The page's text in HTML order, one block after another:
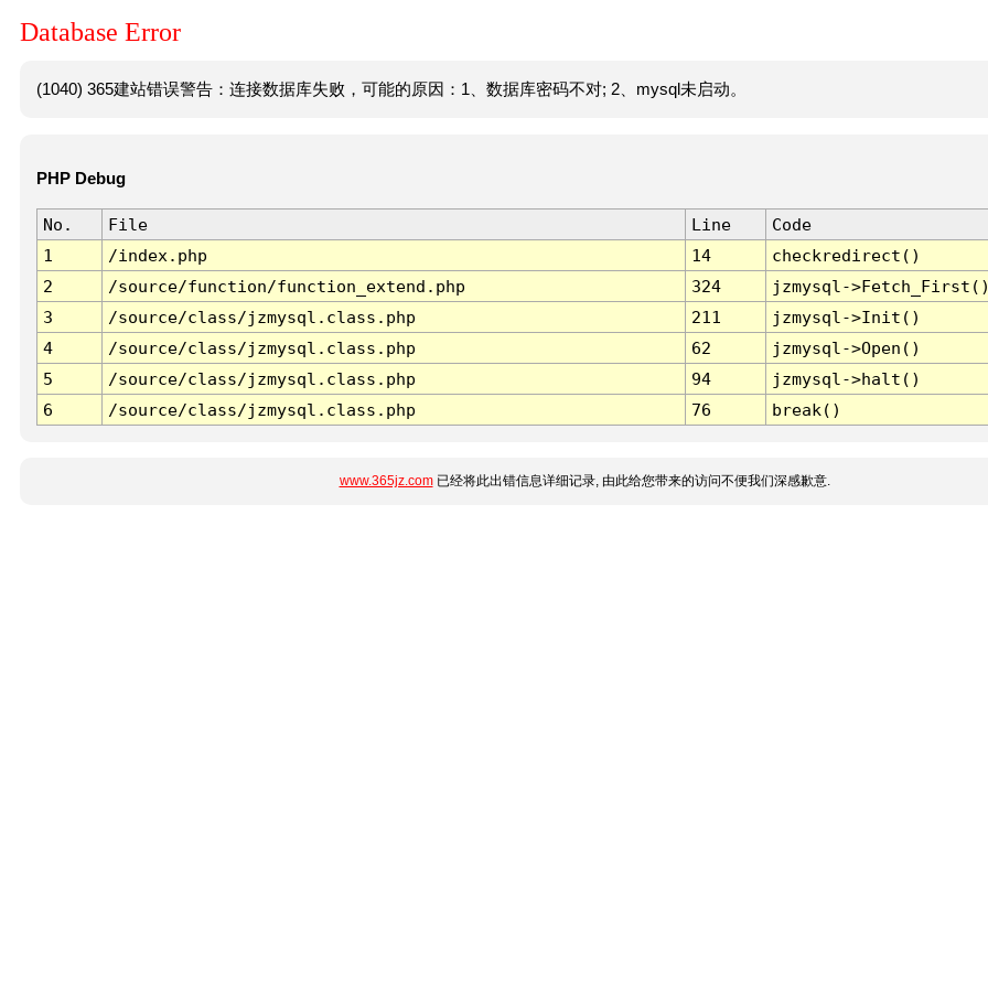
Database Error
(1040) 365建站错误警告：连接数据库失败，可能的原因：1、数据库密码不对; 2、mysql未启动。
PHP Debug
No. File Line
Code
1
/index.php 14
checkredirect()
2
/source/function/function_extend.php 324
jzmysql-
3
/source/class/jzmysql.class.php 211
jzmysql->Init()
4
/source/class/jzmysql.class.php 62
jzmysql->Open()
5
/source/class/jzmysql.class.php 94
jzmysql->halt()
6
/source/class/jzmysql.class.php 76 break()
www.365jz.com已经将此出错信息详细记录, 由此给您带来的访问不便我们深感歉意.